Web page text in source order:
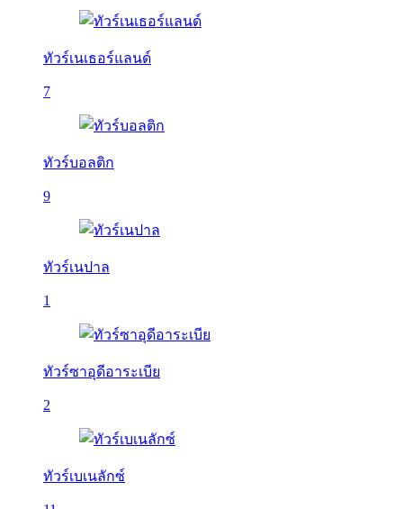
ทัวร์เนเธอร์แลนด์
7
ทัวร์บอลติก
9
ทัวร์เนปาล
1
ทัวร์ซาอุดีอาระเบีย
2
ทัวร์เบเนลักซ์